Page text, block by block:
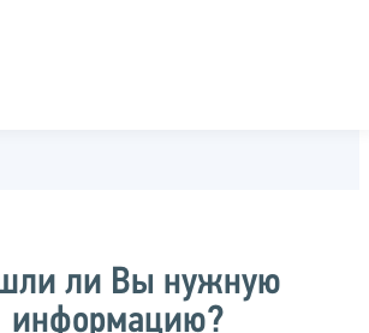
ли Вы нужную
информацию?